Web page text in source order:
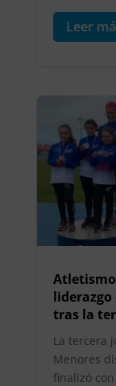
Leer
liderazgo
tras la
La tercera
Menores
finalizó